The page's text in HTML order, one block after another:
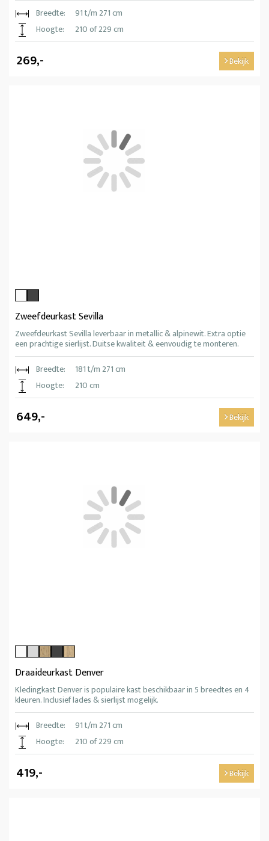
Breedte:
91 t/m 271 cm
Hoogte:
210 of 229 cm
269,- Bekijk
Zweefdeurkast Sevilla
Zweefdeurkast Sevilla leverbaar in metallic & alpinewit. Extra optie
een prachtige sierlijst. Duitse kwaliteit & eenvoudig te monteren.
Breedte:
181 t/m 271 cm
Hoogte:
210 cm
649,- Bekijk
Draaideurkast Denver
Kledingkast Denver is populaire kast beschikbaar in 5 breedtes en 4
kleuren. Inclusief lades & sierlijst mogelijk.
Breedte:
91 t/m 271 cm
Hoogte:
210 of 229 cm
419,- Bekijk